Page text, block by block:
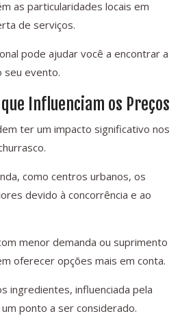
as particularidades locais em
de serviços.
pode ajudar você a encontrar a
seu evento.
Influenciam os Preços
ter um impacto significativo nos
como centros urbanos, os
devido à concorrência e ao
menor demanda ou suprimento
oferecer opções mais em conta.
ingredientes, influenciada pela
ponto a ser considerado.